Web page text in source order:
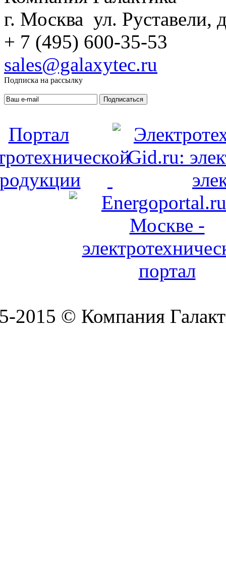
г. Москва ул. Руставели,
+ 7 (495) 600-35-53
sales@galaxytec.ru
Подписка на рассылку
Подписаться
2015 © Компания